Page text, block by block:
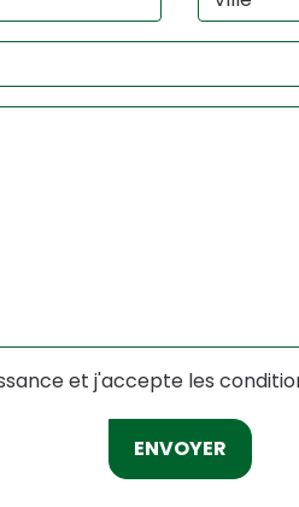
et j'accepte les
ENVOYER